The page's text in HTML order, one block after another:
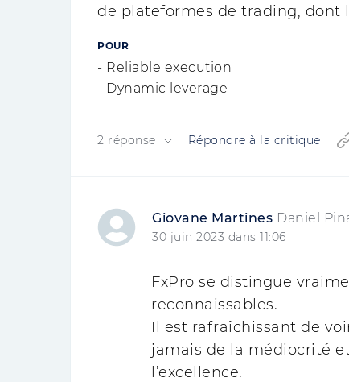
de plateformes de trading, dont
POUR
- Reliable execution
- Dynamic leverage
2 réponse Répondre à la critique
Giovane Martines Daniel
30 juin 2023 dans 11:06
FxPro se distingue
reconnaissables.
Il est rafraîchissant de
jamais de la médiocrité
l’excellence.